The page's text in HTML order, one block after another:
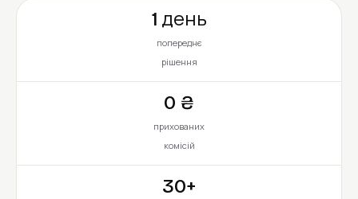
1 день
попереднє
рішення
0 ₴
прихованих
комісій
30+